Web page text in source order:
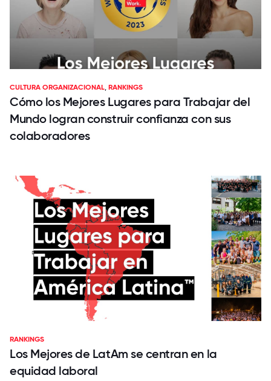
CULTURA ORGANIZACIONAL,RANKINGS
Cómo los Mejores Lugares para Trabajar del
Mundo logran construir confianza con sus
colaboradores
RANKINGS
Los Mejores de LatAm se centran en la
equidad laboral